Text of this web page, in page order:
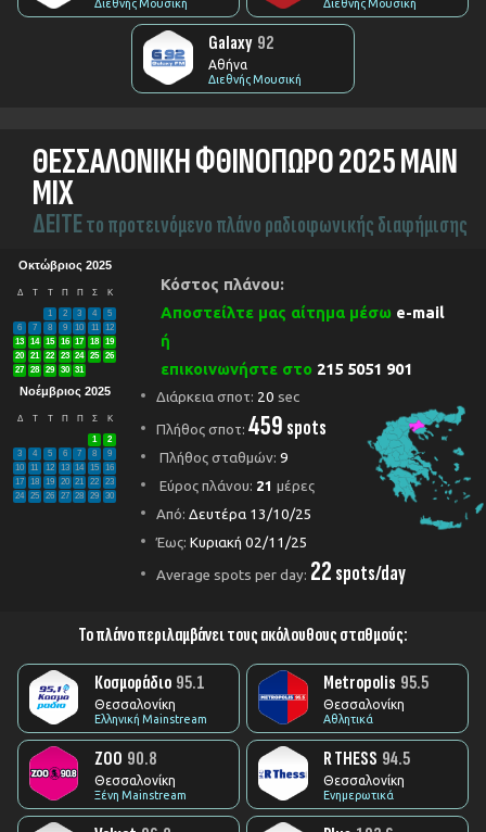
Διεθνής Μουσική Διεθνής Μουσική
Galaxy 92
Αθήνα
Διεθνής Μουσική
ΘΕΣΣΑΛΟΝΙΚΗ ΦΘΙΝΟΠΩΡΟ 2025 ΜΑΙΝ
ΜΙΧ
ΔEITEτο προτεινόμενο πλάνο ραδιοφωνικής διαφήμισης
Οκτώβριος 2025
Δ Τ Τ Π Π Σ Κ
1 2 3 4
5
6
7 8 9 10 11
12
13
14 15 16 17 18
19
20
21 22 23 24 25
26
27
28 29 30 31
Νοέμβριος 2025
Δ Τ Τ Π Π Σ Κ
1
2
3
4 5 6 7 8
9
10
11 12 13 14 15
16
17
18 19 20 21 22
23
24
25 26 27 28 29 30
Κόστος πλάνου:
Αποστείλτε μας αίτημα μέσω e-mail
ή
επικοινωνήστε στο 215 5051 901
Διάρκεια σποτ: 20 sec
Πλήθος σποτ: 459 spots
Πλήθος σταθμών: 9
Εύρος πλάνου: 21 μέρες
Από: Δευτέρα 13/10/25
Έως: Κυριακή 02/11/25
Average spots per day: 22 spots/day
Το πλάνο περιλαμβάνει τους ακόλουθους σταθμούς:
Κοσμοράδιο 95.1
Θεσσαλονίκη
Ελληνική Mainstream
Metropolis 95.5
Θεσσαλονίκη
Αθλητικά
ZOO 90.8
Θεσσαλονίκη
Ξένη Mainstream
R THESS 94.5
Θεσσαλονίκη
Ενημερωτικά